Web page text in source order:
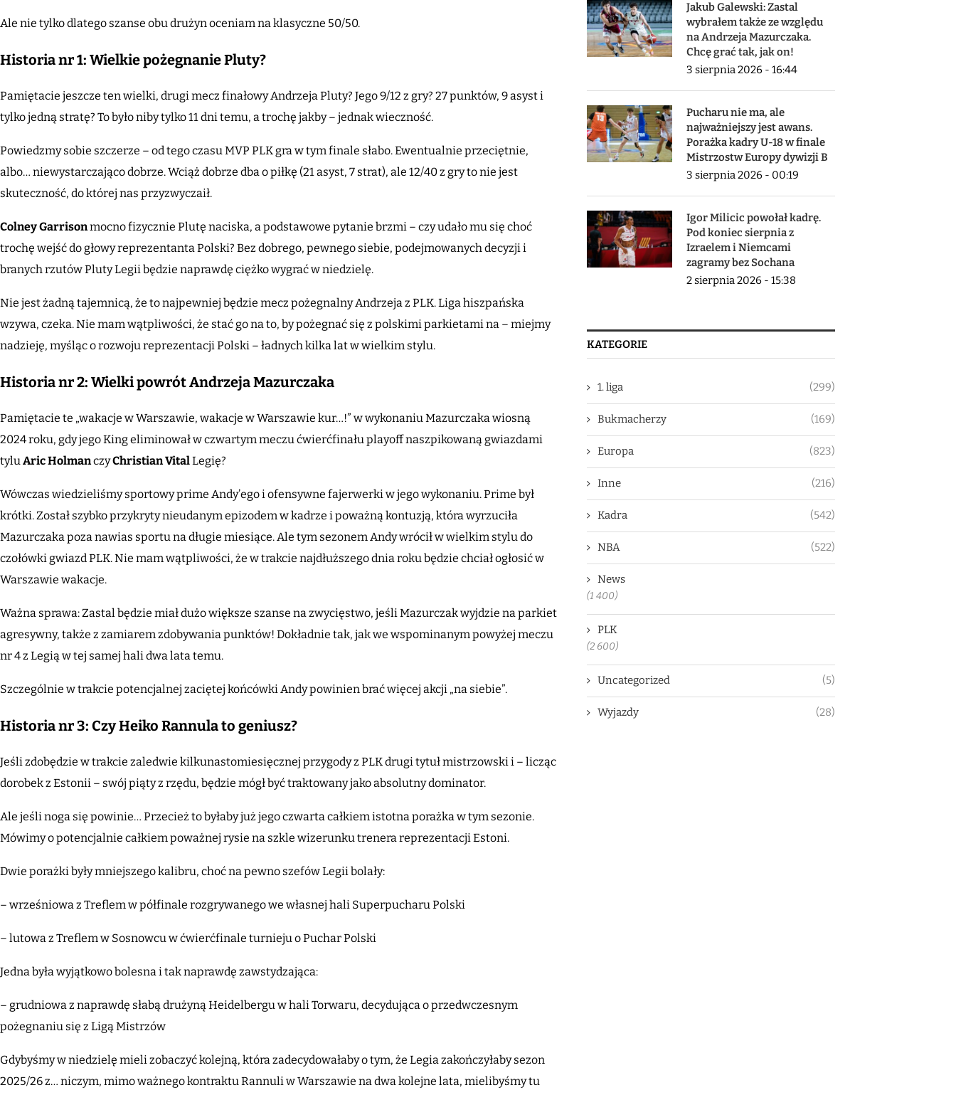
Ale nie tylko dlatego szanse obu drużyn oceniam na klasyczne 50/50.
Historia nr 1: Wielkie pożegnanie Pluty?
Pamiętacie jeszcze ten wielki, drugi mecz finałowy Andrzeja Pluty? Jego 9/12 z gry? 27 punktów, 9 asyst i
tylko jedną stratę? To było niby tylko 11 dni temu, a trochę jakby – jednak wieczność.
Powiedzmy sobie szczerze – od tego czasu MVP PLK gra w tym finale słabo. Ewentualnie przeciętnie,
albo… niewystarczająco dobrze. Wciąż dobrze dba o piłkę (21 asyst, 7 strat), ale 12/40 z gry to nie jest
skuteczność, do której nas przyzwyczaił.
Colney Garrisonmocno fizycznie Plutę naciska, a podstawowe pytanie brzmi – czy udało mu się choć
trochę wejść do głowy reprezentanta Polski? Bez dobrego, pewnego siebie, podejmowanych decyzji i
branych rzutów Pluty Legii będzie naprawdę ciężko wygrać w niedzielę.
Nie jest żadną tajemnicą, że to najpewniej będzie mecz pożegnalny Andrzeja z PLK. Liga hiszpańska
wzywa, czeka. Nie mam wątpliwości, że stać go na to, by pożegnać się z polskimi parkietami na – miejmy
nadzieję, myśląc o rozwoju reprezentacji Polski – ładnych kilka lat w wielkim stylu.
Historia nr 2: Wielki powrót Andrzeja Mazurczaka
Pamiętacie te „wakacje w Warszawie, wakacje w Warszawie kur…!” w wykonaniu Mazurczaka wiosną
2024 roku, gdy jego King eliminował w czwartym meczu ćwierćfinału playoff naszpikowaną gwiazdami
tyluAric HolmanczyChristian VitalLegię?
Wówczas wiedzieliśmy sportowy prime Andy’ego i ofensywne fajerwerki w jego wykonaniu. Prime był
krótki. Został szybko przykryty nieudanym epizodem w kadrze i poważną kontuzją, która wyrzuciła
Mazurczaka poza nawias sportu na długie miesiące. Ale tym sezonem Andy wrócił w wielkim stylu do
czołówki gwiazd PLK. Nie mam wątpliwości, że w trakcie najdłuższego dnia roku będzie chciał ogłosić w
Warszawie wakacje.
Ważna sprawa: Zastal będzie miał dużo większe szanse na zwycięstwo, jeśli Mazurczak wyjdzie na parkiet
agresywny, także z zamiarem zdobywania punktów! Dokładnie tak, jak we wspominanym powyżej meczu
nr 4 z Legią w tej samej hali dwa lata temu.
Szczególnie w trakcie potencjalnej zaciętej końcówki Andy powinien brać więcej akcji „na siebie”.
Historia nr 3: Czy Heiko Rannula to geniusz?
Jeśli zdobędzie w trakcie zaledwie kilkunastomiesięcznej przygody z PLK drugi tytuł mistrzowski i – licząc
dorobek z Estonii – swój piąty z rzędu, będzie mógł być traktowany jako absolutny dominator.
Ale jeśli noga się powinie… Przecież to byłaby już jego czwarta całkiem istotna porażka w tym sezonie.
Mówimy o potencjalnie całkiem poważnej rysie na szkle wizerunku trenera reprezentacji Estoni.
Dwie porażki były mniejszego kalibru, choć na pewno szefów Legii bolały:
– wrześniowa z Treflem w półfinale rozgrywanego we własnej hali Superpucharu Polski
– lutowa z Treflem w Sosnowcu w ćwierćfinale turnieju o Puchar Polski
Jedna była wyjątkowo bolesna i tak naprawdę zawstydzająca:
– grudniowa z naprawdę słabą drużyną Heidelbergu w hali Torwaru, decydująca o przedwczesnym
pożegnaniu się z Ligą Mistrzów
Gdybyśmy w niedzielę mieli zobaczyć kolejną, która zadecydowałaby o tym, że Legia zakończyłaby sezon
2025/26 z… niczym, mimo ważnego kontraktu Rannuli w Warszawie na dwa kolejne lata, mielibyśmy tu
Jakub Galewski: Zastal
wybrałem także ze względu
na Andrzeja Mazurczaka.
Chcę grać tak, jak on!
3 sierpnia 2026 - 16:44
Pucharu nie ma, ale
najważniejszy jest awans.
Porażka kadry U-18 w finale
Mistrzostw Europy dywizji B
3 sierpnia 2026 - 00:19
Igor Milicic powołał kadrę.
Pod koniec sierpnia z
Izraelem i Niemcami
zagramy bez Sochana
2 sierpnia 2026 - 15:38
KATEGORIE
1. liga (299)
Bukmacherzy (169)
Europa (823)
Inne (216)
Kadra (542)
NBA (522)
News
(1 400)
PLK
(2 600)
Uncategorized (5)
Wyjazdy (28)